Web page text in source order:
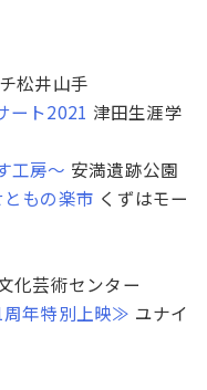
松井山手
ート2021 津田生涯学
工房～ 安満遺跡公園
もの楽市 くずはモー
化芸術センター
年特別上映≫ ユナイ